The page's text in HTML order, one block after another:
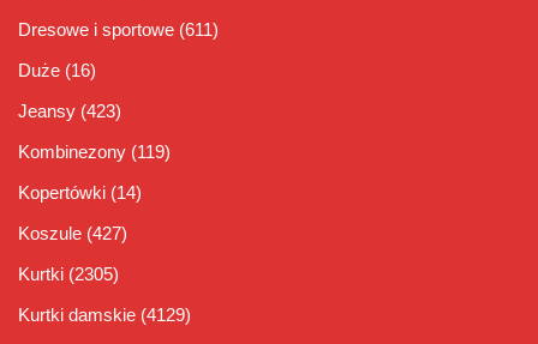
Dresowe i sportowe (611)
Duże (16)
Jeansy (423)
Kombinezony (119)
Kopertówki (14)
Koszule (427)
Kurtki (2305)
Kurtki damskie (4129)